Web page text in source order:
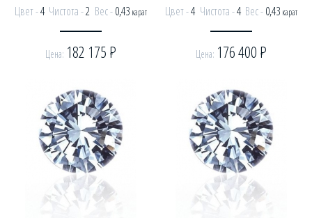
Цвет -4 Чистота -2 Вес -0,43 карат
Цена: 182 175 Р
Цвет -4 Чистота -4 Вес -0,43 карат
Цена: 176 400 Р